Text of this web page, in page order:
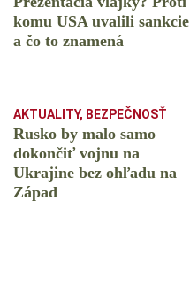
komu USA uvalili sankcie
a čo to znamená
AKTUALITY, BEZPEČNOSŤ
Rusko by malo samo
dokončiť vojnu na
Ukrajine bez ohľadu na
Západ